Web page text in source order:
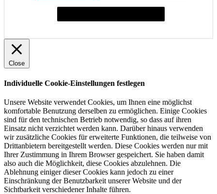
Close
Individuelle Cookie-Einstellungen festlegen
Unsere Website verwendet Cookies, um Ihnen eine möglichst
komfortable Benutzung derselben zu ermöglichen. Einige Cookies
sind für den technischen Betrieb notwendig, so dass auf ihren
Einsatz nicht verzichtet werden kann. Darüber hinaus verwenden
wir zusätzliche Cookies für erweiterte Funktionen, die teilweise von
Drittanbietern bereitgestellt werden. Diese Cookies werden nur mit
Ihrer Zustimmung in Ihrem Browser gespeichert. Sie haben damit
also auch die Möglichkeit, diese Cookies abzulehnen. Die
Ablehnung einiger dieser Cookies kann jedoch zu einer
Einschränkung der Benutzbarkeit unserer Website und der
Sichtbarkeit verschiedener Inhalte führen.